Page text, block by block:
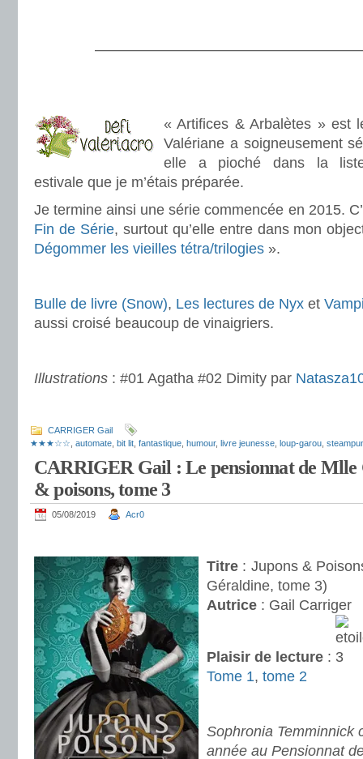
« Artifices & Arbalètes » est
Valériane a soigneusement
elle a pioché dans la liste
estivale que je m’étais préparée.
Je termine ainsi une série commencée en 2015.
Fin de Série, surtout qu’elle entre dans mon
Dégommer les vieilles tétra/trilogies ».
Bulle de livre (Snow), Les lectures de Nyx et
aussi croisé beaucoup de vinaigriers.
Illustrations : #01 Agatha #02 Dimity par
CARRIGER Gail
★★★☆☆ automate bit lit fantastique humour, livre jeunesse loup-garou
CARRIGER Gail : Le pensionnat de Mlle
& poisons, tome 3
05/08/2019 Acr0
Titre : Jupons &
Géraldine, tome 3)
Autrice : Gail Carriger
Plaisir de lecture :
Tome 1, tome 2
Sophronia Temminnick
année au Pensionnat